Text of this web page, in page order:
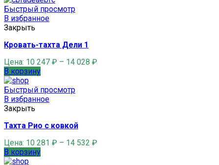
Быстрый просмотр
В избранное
Закрыть
Кровать-тахта Дели 1
Цена: 10 247 ₽ – 14 028 ₽
В корзину
Быстрый просмотр
В избранное
Закрыть
Тахта Рио с ковкой
Цена: 10 281 ₽ – 14 532 ₽
В корзину